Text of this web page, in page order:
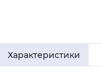
Характеристики